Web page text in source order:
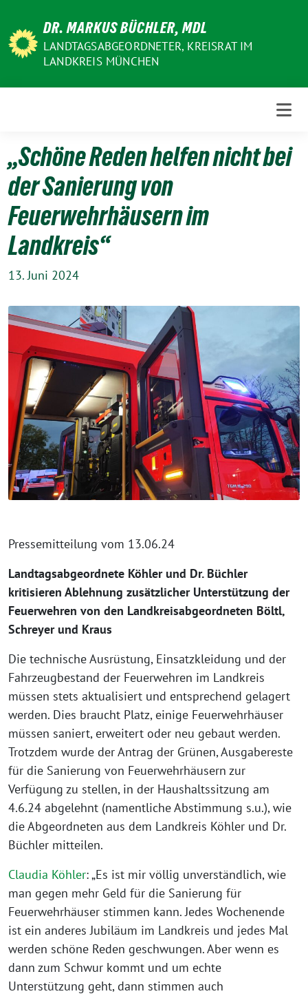
zum
Inhalt
DR. MARKUS BÜCHLER, MDL
LANDTAGSABGEORDNETER, KREISRAT IM
LANDKREIS MÜNCHEN
„Schöne Reden helfen nicht bei
der Sanierung von
Feuerwehrhäusern im
Landkreis“
13. Juni 2024
Pressemitteilung vom 13.06.24
Landtagsabgeordnete Köhler und Dr. Büchler
kritisieren Ablehnung zusätzlicher Unterstützung der
Feuerwehren von den Landkreisabgeordneten Böltl,
Schreyer und Kraus
Die technische Ausrüstung, Einsatzkleidung und der
Fahrzeugbestand der Feuerwehren im Landkreis
müssen stets aktualisiert und entsprechend gelagert
werden. Dies braucht Platz, einige Feuerwehrhäuser
müssen saniert, erweitert oder neu gebaut werden.
Trotzdem wurde der Antrag der Grünen, Ausgabereste
für die Sanierung von Feuerwehrhäusern zur
Verfügung zu stellen, in der Haushaltssitzung am
4.6.24 abgelehnt (namentliche Abstimmung s.u.), wie
die Abgeordneten aus dem Landkreis Köhler und Dr.
Büchler mitteilen.
Claudia Köhler: „Es ist mir völlig unverständlich, wie
man gegen mehr Geld für die Sanierung für
Feuerwehrhäuser stimmen kann. Jedes Wochenende
ist ein anderes Jubiläum im Landkreis und jedes Mal
werden schöne Reden geschwungen. Aber wenn es
dann zum Schwur kommt und um echte
Unterstützung geht, dann stimmen auch